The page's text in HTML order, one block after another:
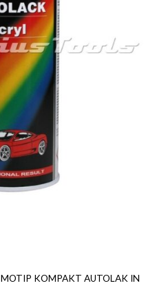
MOTIP KOMPAKT AUTOLAK IN